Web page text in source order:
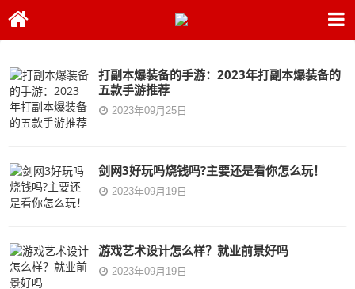
打副本爆装备的手游：2023年打副本爆装备的
五款手游推荐
2023年09月25日
剑网3好玩吗烧钱吗?主要还是看你怎么玩！
2023年09月19日
游戏艺术设计怎么样？就业前景好吗
2023年09月19日